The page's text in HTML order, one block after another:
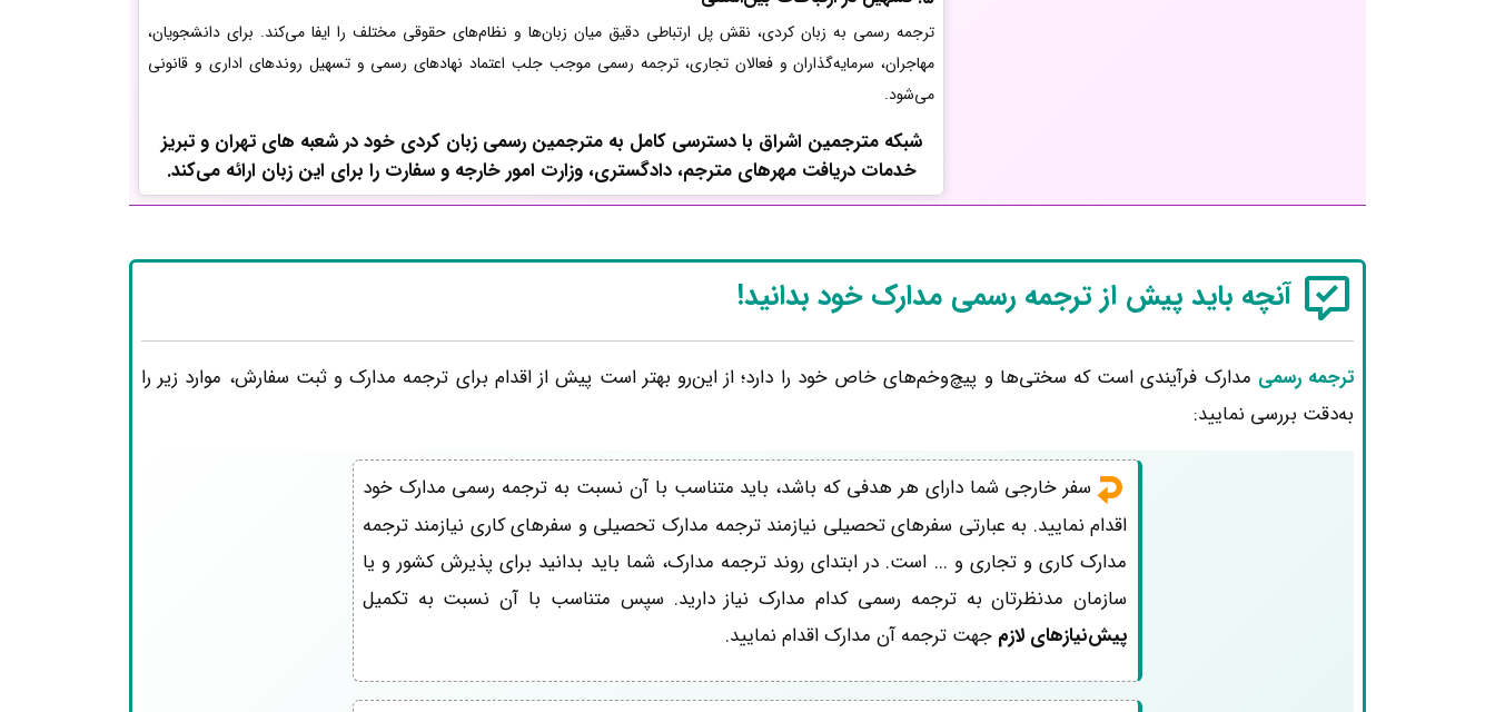
ترجمه رسمی به زبان کردی، نقش پل ارتباطی دقیق میان زبان‌ها و نظام‌های حقوقی مختلف را ایفا می‌کند. برای دانشجویان،
مهاجران، سرمایه‌گذاران و فعالان تجاری، ترجمه رسمی موجب جلب اعتماد نهادهای رسمی و تسهیل روندهای اداری و قانونی
می‌شود.
شبکه مترجمین اشراق با دسترسی کامل به مترجمین رسمی زبان کردی خود در شعبه های تهران و تبریز
خدمات دریافت مهرهای مترجم، دادگستری، وزارت امور خارجه و سفارت را برای این زبان ارائه می‌کند.
آنچه باید پیش از ترجمه رسمی مدارک خود بدانید!
ترجمه رسمی مدارک فرآیندی است که سختی‌ها و پیچ‌وخم‌های خاص خود را دارد؛ از این‌رو بهتر است پیش از اقدام برای ترجمه مدارک و ثبت سفارش، موارد زیر را
به‌دقت بررسی نمایید:
سفر خارجی شما دارای هر هدفی که باشد، باید متناسب با آن نسبت به ترجمه رسمی مدارک خود
اقدام نمایید. به عبارتی سفرهای تحصیلی نیازمند ترجمه مدارک تحصیلی و سفرهای کاری نیازمند ترجمه
مدارک کاری و تجاری و ... است. در ابتدای روند ترجمه مدارک، شما باید بدانید برای پذیرش کشور و یا
سازمان مدنظرتان به ترجمه رسمی کدام مدارک نیاز دارید. سپس متناسب با آن نسبت به تکمیل
پیش‌نیازهای لازم جهت ترجمه آن مدارک اقدام نمایید.